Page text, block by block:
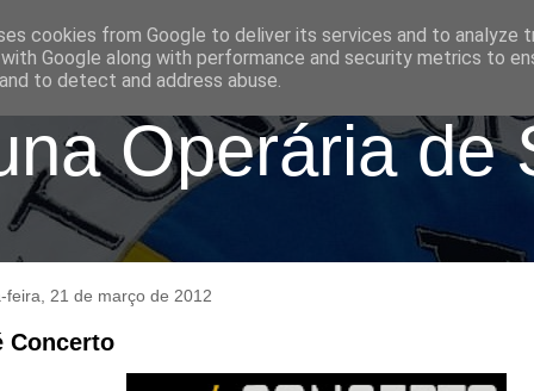
Operária de
feira, 21 de março de 2012
Concerto
cookies from Google to deliver its services and to analyze
Google along with performance and security metrics to
to detect and address abuse.